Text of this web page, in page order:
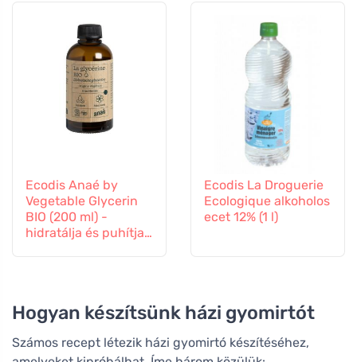
Ecodis Anaé by
Vegetable Glycerin
BIO (200 ml) -
hidratálja és puhítja
Ecodis La Droguerie
Ecologique alkoholos
ecet 12% (1 l)
Hogyan készítsünk házi gyomirtót
Számos recept létezik házi gyomirtó készítéséhez,